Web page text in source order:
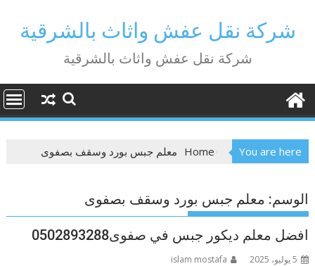
contentشركة نقل عفش واثاث بالشرقية
شركة نقل عفش واثاث بالشرقية
You are here
Home معلم جبس بورد وسقف بصفوى
الوسم: معلم جبس بورد وسقف بصفوى
افضل معلم ديكور جبس في صفوى0502893288
5 يوليو، 2025 islam mostafa